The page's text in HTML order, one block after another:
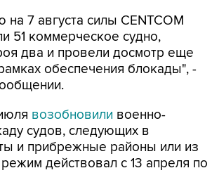
на 7 августа силы CENTCOM
51 коммерческое судно,
два и провели досмотр еще
обеспечения блокады", -
возобновили военно-
судов, следующих в
и прибрежные районы или из
действовал с 13 апреля по